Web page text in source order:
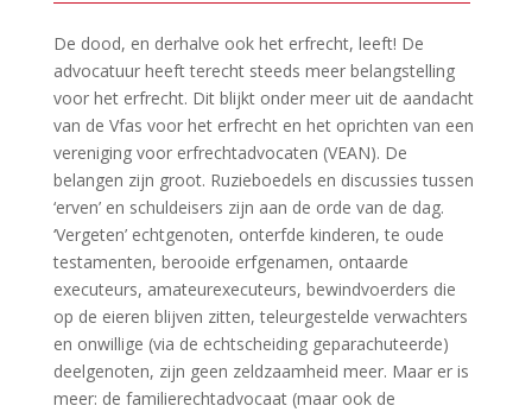
De dood, en derhalve ook het erfrecht, leeft! De
advocatuur heeft terecht steeds meer belangstelling
voor het erfrecht. Dit blijkt onder meer uit de aandacht
van de Vfas voor het erfrecht en het oprichten van een
vereniging voor erfrechtadvocaten (VEAN). De
belangen zijn groot. Ruzieboedels en discussies tussen
‘erven’ en schuldeisers zijn aan de orde van de dag.
‘Vergeten’ echtgenoten, onterfde kinderen, te oude
testamenten, berooide erfgenamen, ontaarde
executeurs, amateurexecuteurs, bewindvoerders die
op de eieren blijven zitten, teleurgestelde verwachters
en onwillige (via de echtscheiding geparachuteerde)
deelgenoten, zijn geen zeldzaamheid meer. Maar er is
meer: de familierechtadvocaat (maar ook de